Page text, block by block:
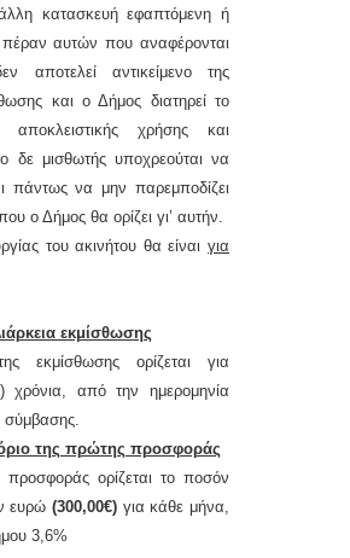
κατασκευή εφαπτόμενη ή
πέραν αυτών που αναφέρονται
αποτελείαντικείμενο της
και ο Δήμος διατηρεί το
αποκλειστικής χρήσης και
δε μισθωτής υποχρεούται να
πάντως να μην παρεμποδίζει
που ο Δήμος θα ορίζει γι’ αυτήν.
του ακινήτου θαείναιγια
εκμίσθωσης
εκμίσθωσης ορίζεται για
χρόνια, από την ημερομηνία
σύμβασης.
της πρώτης προσφοράς
προσφοράς ορίζεται το ποσόν
ευρώ(300,00€) για κάθε μήνα,
3,6%